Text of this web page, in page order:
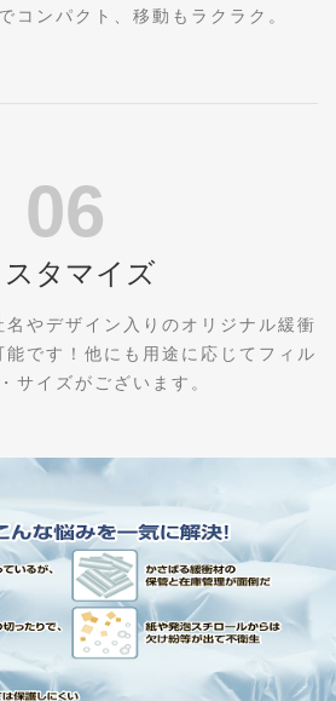
コンパクト、移動もラクラク。
06
スタマイズ
やデザイン入りのオリジナル緩衝
です！他にも用途に応じてフィル
サイズがございます。